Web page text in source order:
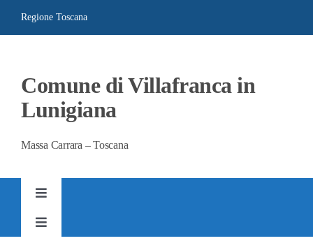
Regione Toscana
Comune di Villafranca in
Lunigiana
Massa Carrara – Toscana
Toggle
AMMINISTRAZIONE TRASPARENTE
Toggle